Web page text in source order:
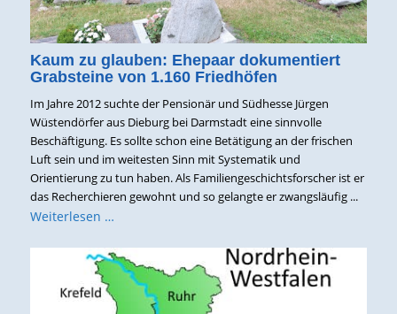
Kaum zu glauben: Ehepaar dokumentiert
Grabsteine von 1.160 Friedhöfen
Im Jahre 2012 suchte der Pensionär und Südhesse Jürgen
Wüstendörfer aus Dieburg bei Darmstadt eine sinnvolle
Beschäftigung. Es sollte schon eine Betätigung an der frischen
Luft sein und im weitesten Sinn mit Systematik und
Orientierung zu tun haben. Als Familiengeschichtsforscher ist er
das Recherchieren gewohnt und so gelangte er zwangsläufig ...
Weiterlesen …